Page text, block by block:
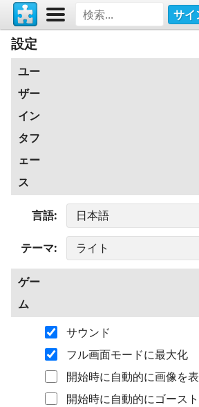
サイ
設定
ユー
ザー
イン
タフ
ェー
ス
言語
テーマ
ゲー
ム
サウンド
フル画面モードに最大化
開始時に自動的に画像を
開始時に自動的にゴース